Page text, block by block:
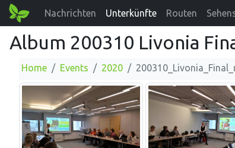
Nachrichten Unterkünfte Routen
Album 200310 Livonia
Home Events 2020